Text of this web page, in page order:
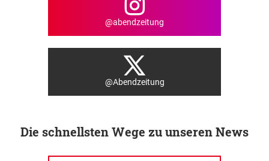
@abendzeitung
@Abendzeitung
Die schnellsten Wege zu unseren News